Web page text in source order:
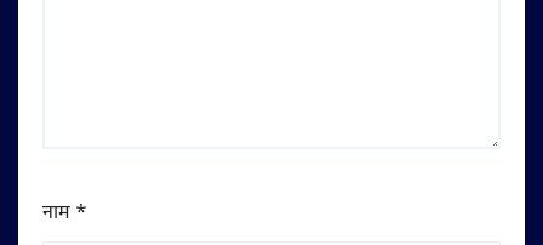
नाम *